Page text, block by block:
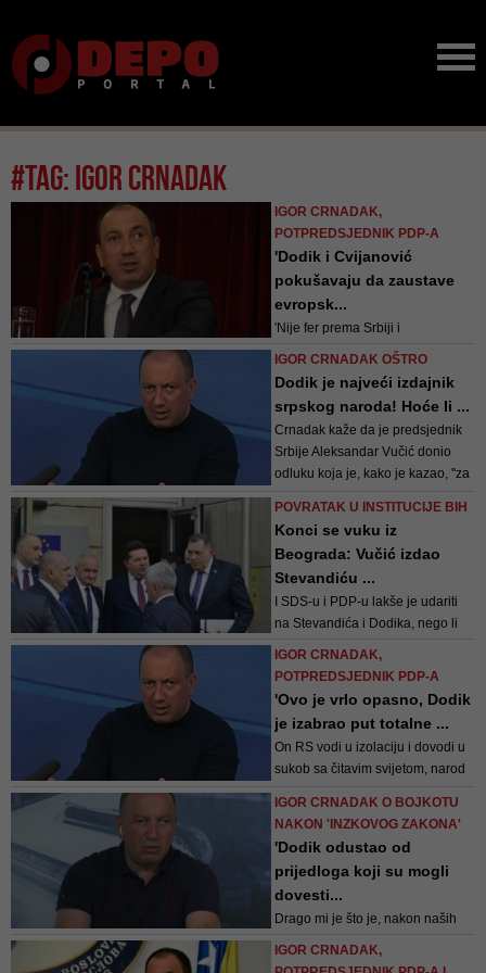
#tag: igor crnadak
IGOR CRNADAK,
POTPREDSJEDNIK PDP-A
'Dodik i Cvijanović
pokušavaju da zaustave
evropsk...
'Nije fer prema Srbiji i
predsjedniku Vučiću što
Ujedinjenim nacijama nije stalo
uz Srbiju i Evropu, nego se
priklonilo totalitarnim režimima
poput Sjeverne Koreje', poručio je
Crnadak
IGOR CRNADAK OŠTRO
Dodik je najveći izdajnik
srpskog naroda! Hoće li ...
Crnadak kaže da je predsjednik
Srbije Aleksandar Vučić donio
odluku koja je, kako je kazao, ''za
izbalansirana''
POVRATAK U INSTITUCIJE BIH
Konci se vuku iz
Beograda: Vučić izdao
Stevandiću ...
I SDS-u i PDP-u lakše je udariti
na Stevandića i Dodika, nego li
Banjoj Luci, piše Faktor
IGOR CRNADAK,
POTPREDSJEDNIK PDP-A
'Ovo je vrlo opasno, Dodik
je izabrao put totalne ...
On RS vodi u izolaciju i dovodi u
sukob sa čitavim svijetom, narod
IGOR CRNADAK O BOJKOTU
NAKON 'INZKOVOG ZAKONA'
'Dodik odustao od
prijedloga koji su mogli
dovesti...
Drago mi je što je, nakon naših
IGOR CRNADAK,